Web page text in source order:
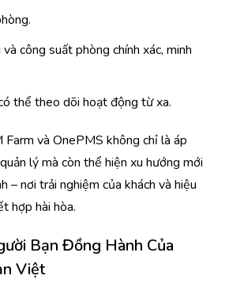
công suất phòng chính xác, minh
thể theo dõi hoạt động từ xa.
và OnePMS không chỉ là áp
lý mà còn thể hiện xu hướng mới
– nơi trải nghiệm của khách và hiệu
hợp hài hòa.
Bạn Đồng Hành Của
Việt